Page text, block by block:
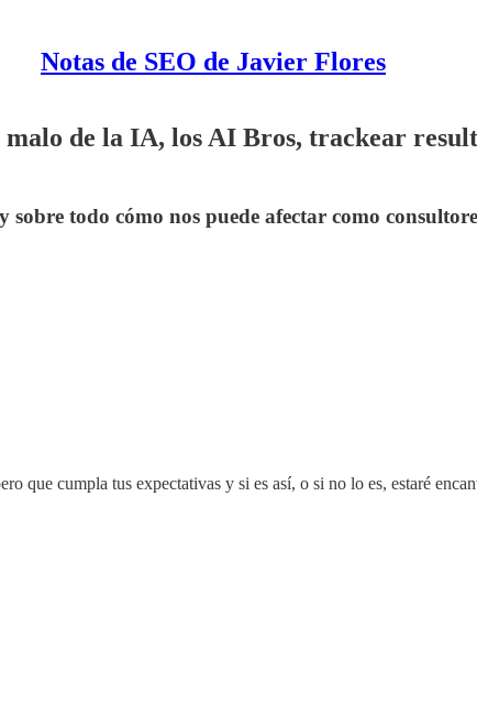
Notas de SEO de Javier Flores
de la IA, los AI Bros, trackear
sobre todo cómo nos puede afectar como
que cumpla tus expectativas y si es así, o si no lo es, estaré